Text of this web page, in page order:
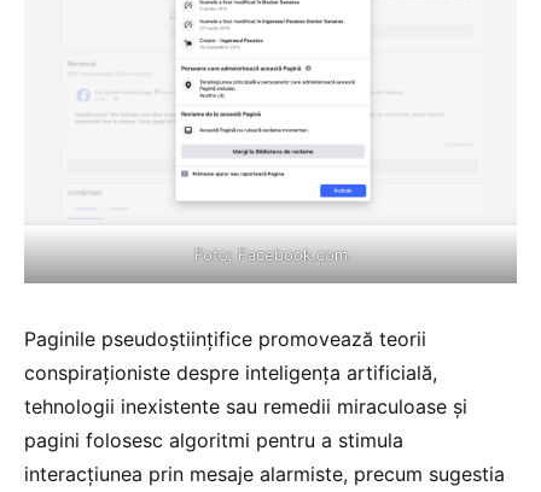
Foto:Facebook.com
Paginile pseudoștiințifice promovează teorii
conspiraționiste despre inteligența artificială,
tehnologii inexistente sau remedii miraculoase și
pagini folosesc algoritmi pentru a stimula
interacțiunea prin mesaje alarmiste, precum sugestia